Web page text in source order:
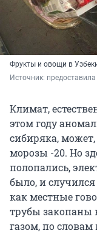
Фрукты и овощи в
Источник: предоставила
Климат,
этом году
сибиряка,
морозы -20. Но
полопались,
было, и
как местные
трубы закопаны
газом, по